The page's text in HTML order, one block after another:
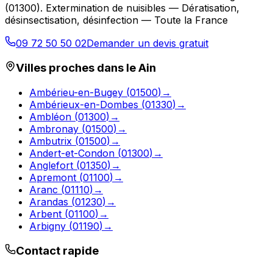
(01300). Extermination de nuisibles — Dératisation,
désinsectisation, désinfection — Toute la France
09 72 50 50 02Demander un devis gratuit
Villes proches dans leAin
Ambérieu-en-Bugey (01500) →
Ambérieux-en-Dombes (01330) →
Ambléon (01300) →
Ambronay (01500) →
Ambutrix (01500) →
Andert-et-Condon (01300) →
Anglefort (01350) →
Apremont (01100) →
Aranc (01110) →
Arandas (01230) →
Arbent (01100) →
Arbigny (01190) →
Contact rapide